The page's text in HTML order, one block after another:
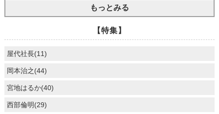
もっとみる
【特集】
屋代社長(11)
岡本治之(44)
宮地はるか(40)
西部倫明(29)